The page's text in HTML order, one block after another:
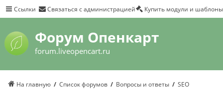
Ссылки Связаться с администрацией Купить модули и шаблоны
Форум Опенкарт
forum.liveopencart.ru
На главную Список форумов Вопросы и ответы SEO